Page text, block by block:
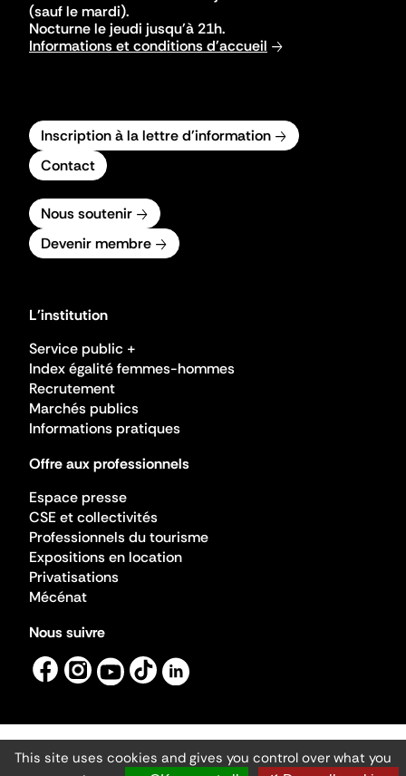
(sauf le mardi).
Nocturne le jeudi jusqu'à 21h.
Informations et conditions d'accueil
Inscription à la lettre d'information
Contact
Nous soutenir
Devenir membre
L'institution
Service public +
Index égalité femmes-hommes
Recrutement
Marchés publics
Informations pratiques
Offre aux professionnels
Espace presse
CSE et collectivités
Professionnels du tourisme
Expositions en location
Privatisations
Mécénat
Nous suivre
Mentions légales
Gestion des cookies
This site uses cookies and gives you control over what you